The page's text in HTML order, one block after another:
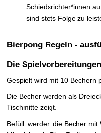
Schiedsrichter*innen
sind stets Folge zu
Bierpong Regeln -
Die Spielvorbereitungen
Gespielt wird mit 10 Bechern
Die Becher werden als
Tischmitte zeigt.
Befüllt werden die Becher mit